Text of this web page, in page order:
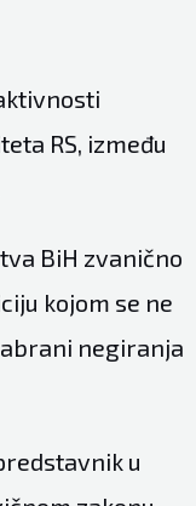
RS, između
BiH zvanično
kojom se ne
negiranja
u